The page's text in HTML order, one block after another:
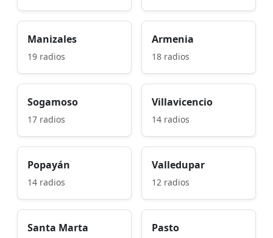
Manizales
19 radios
Armenia
18 radios
Sogamoso
17 radios
Villavicencio
14 radios
Popayán
14 radios
Valledupar
12 radios
Santa Marta Pasto